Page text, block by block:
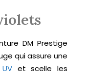
DM Prestige
qui assure une
et scelle les